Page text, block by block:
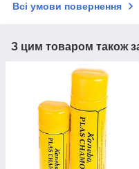
Всі умови повернення
З цим товаром також